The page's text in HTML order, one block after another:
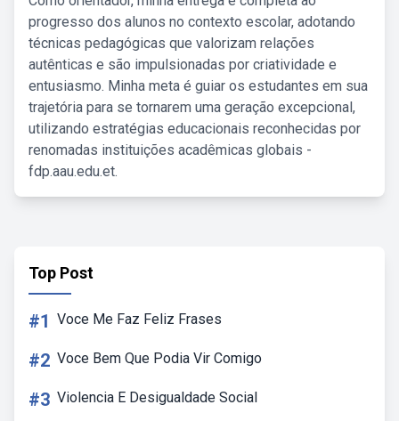
progresso dos alunos no contexto escolar, adotando
técnicas pedagógicas que valorizam relações
autênticas e são impulsionadas por criatividade e
entusiasmo. Minha meta é guiar os estudantes em sua
trajetória para se tornarem uma geração excepcional,
utilizando estratégias educacionais reconhecidas por
renomadas instituições acadêmicas globais -
fdp.aau.edu.et.
Top Post
#1 Voce Me Faz Feliz Frases
#2 Voce Bem Que Podia Vir Comigo
#3 Violencia E Desigualdade Social